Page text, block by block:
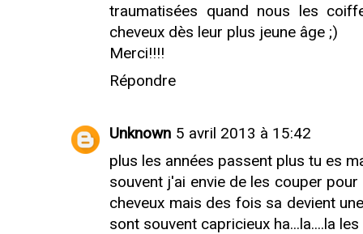
traumatisées quand nous les
cheveux dès leur plus jeune âge ;)
Merci!!!!
Répondre
Unknown 5 avril 2013 à 15:42
plus les années passent plus tu es
souvent j'ai envie de les couper
cheveux mais des fois sa devient
sont souvent capricieux ha...la....la